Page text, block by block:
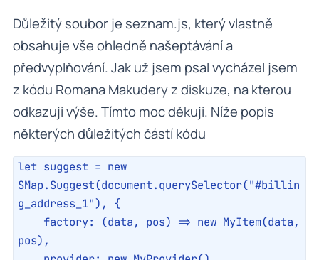
Důležitý soubor je seznam.js, který vlastně
obsahuje vše ohledně našeptávání a
předvyplňování. Jak už jsem psal vycházel jsem
z kódu Romana Makudery z diskuze, na kterou
odkazuji výše. Tímto moc děkuji. Níže popis
některých důležitých částí kódu
let suggest = new
SMap.Suggest(document.querySelector("#billin
g_address_1"), {
pos),